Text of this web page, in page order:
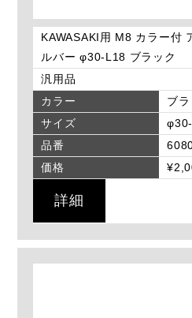
KAWASAKI用 M8 カラー付
ルバー φ30-L18 ブラック
汎用品
カラー
ブラ
サイズ
品番
価格
詳細